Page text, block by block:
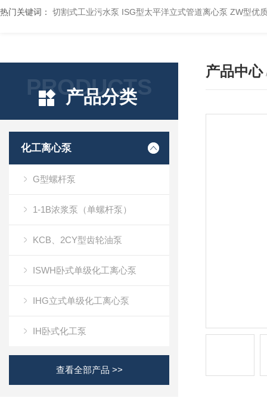
热门关键词： 切割式工业污水泵 ISG型太平洋立式管道离心泵 ZW型优
PRODUCTS
产品分类
化工离心泵
G型螺杆泵
1-1B浓浆泵（单螺杆泵）
KCB、2CY型齿轮油泵
ISWH卧式单级化工离心泵
IHG立式单级化工离心泵
IH卧式化工泵
查看全部产品 >>
产品中心